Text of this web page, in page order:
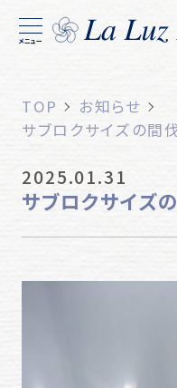
メニュー
TOP
お知らせ
サブロクサイズの間
2025.01.31
サブロクサイズ